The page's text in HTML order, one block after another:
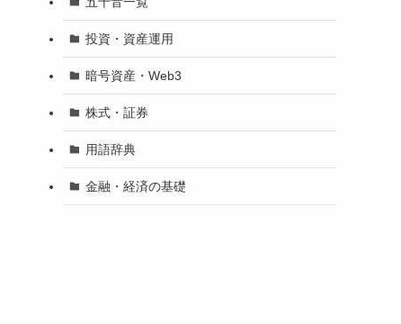
投資・資産運用
暗号資産・Web3
株式・証券
用語辞典
金融・経済の基礎